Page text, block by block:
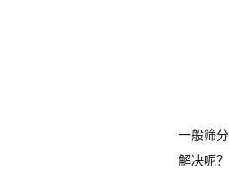
一般筛
解决呢？